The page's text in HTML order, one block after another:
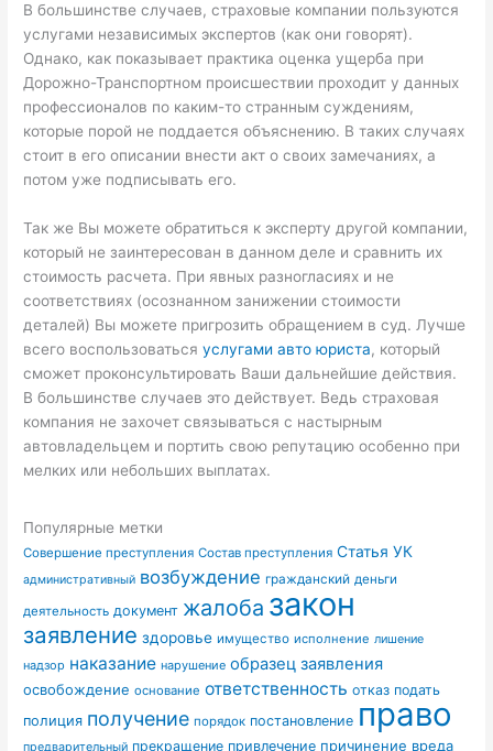
В большинстве случаев, страховые компании пользуются
услугами независимых экспертов (как они говорят).
Однако, как показывает практика оценка ущерба при
Дорожно-Транспортном происшествии проходит у данных
профессионалов по каким-то странным суждениям,
которые порой не поддается объяснению. В таких случаях
стоит в его описании внести акт о своих замечаниях, а
потом уже подписывать его.
Так же Вы можете обратиться к эксперту другой компании,
который не заинтересован в данном деле и сравнить их
стоимость расчета. При явных разногласиях и не
соответствиях (осознанном занижении стоимости
деталей) Вы можете пригрозить обращением в суд. Лучше
всего воспользоватьсяуслугами авто юриста, который
сможет проконсультировать Ваши дальнейшие действия.
В большинстве случаев это действует. Ведь страховая
компания не захочет связываться с настырным
автовладельцем и портить свою репутацию особенно при
мелких или небольших выплатах.
Популярные метки
Совершение преступления Состав преступления Статья УК
административный возбуждение гражданский деньги
деятельность документ жалоба закон
заявление здоровье имущество исполнение лишение
надзор наказание нарушение образец заявления
освобождение основание ответственность отказ подать
полиция получение порядок постановление право
предварительный прекращение привлечение причинение вреда